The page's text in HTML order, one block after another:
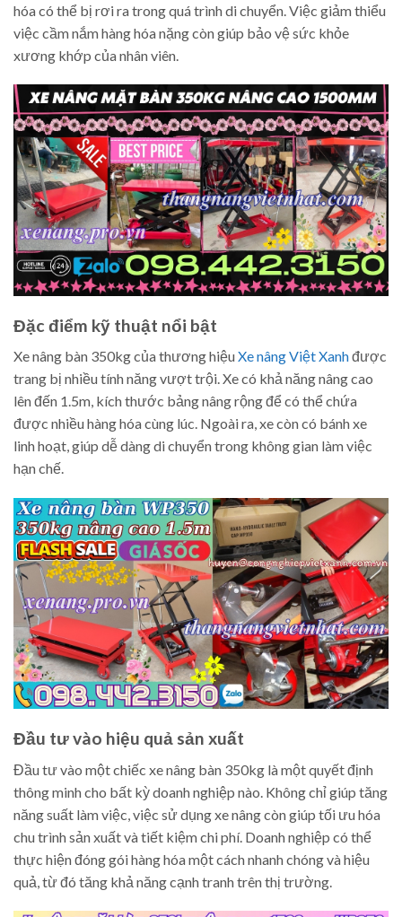
hóa có thể bị rơi ra trong quá trình di chuyển. Việc giảm thiểu
việc cầm nắm hàng hóa nặng còn giúp bảo vệ sức khỏe
xương khớp của nhân viên.
Đặc điểm kỹ thuật nổi bật
Xe nâng bàn 350kg của thương hiệuXe nâng Việt Xanhđược
trang bị nhiều tính năng vượt trội. Xe có khả năng nâng cao
lên đến 1.5m, kích thước bảng nâng rộng để có thể chứa
được nhiều hàng hóa cùng lúc. Ngoài ra, xe còn có bánh xe
linh hoạt, giúp dễ dàng di chuyển trong không gian làm việc
hạn chế.
Đầu tư vào hiệu quả sản xuất
Đầu tư vào một chiếc xe nâng bàn 350kg là một quyết định
thông minh cho bất kỳ doanh nghiệp nào. Không chỉ giúp tăng
năng suất làm việc, việc sử dụng xe nâng còn giúp tối ưu hóa
chu trình sản xuất và tiết kiệm chi phí. Doanh nghiệp có thể
thực hiện đóng gói hàng hóa một cách nhanh chóng và hiệu
quả, từ đó tăng khả năng cạnh tranh trên thị trường.